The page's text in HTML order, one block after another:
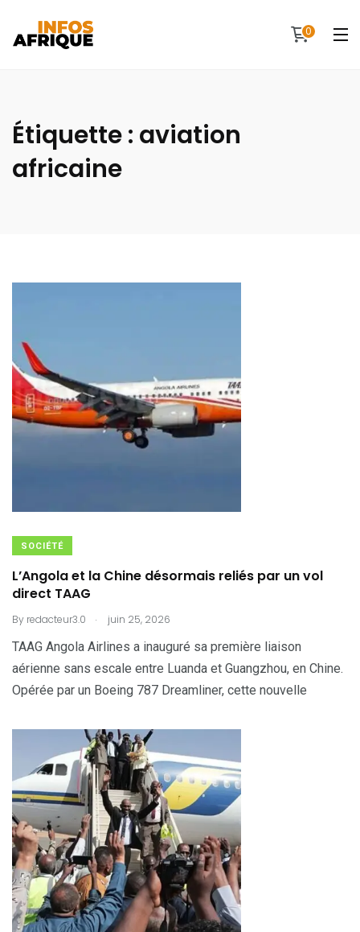
0
Étiquette : aviation
africaine
SOCIÉTÉ
L’Angola et la Chine désormais reliés par un vol
direct TAAG
By redacteur3.0 . juin 25, 2026
TAAG Angola Airlines a inauguré sa première liaison
aérienne sans escale entre Luanda et Guangzhou, en Chine.
Opérée par un Boeing 787 Dreamliner, cette nouvelle